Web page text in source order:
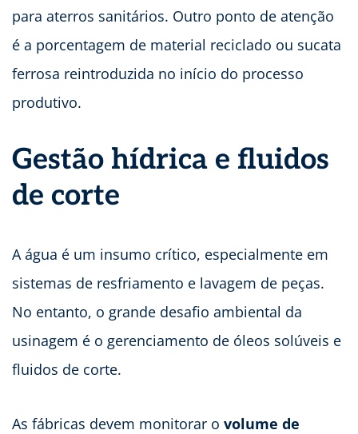
para aterros sanitários. Outro ponto de atenção
é a porcentagem de material reciclado ou sucata
ferrosa reintroduzida no início do processo
produtivo.
Gestão hídrica e fluidos
de corte
A água é um insumo crítico, especialmente em
sistemas de resfriamento e lavagem de peças.
No entanto, o grande desafio ambiental da
usinagem é o gerenciamento de óleos solúveis e
fluidos de corte.
As fábricas devem monitorar o volume de